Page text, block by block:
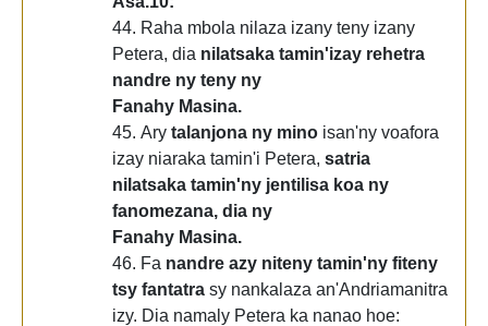
44. Raha mbola nilaza izany teny izany
Petera, dia nilatsaka tamin'izay rehetra
nandre ny teny ny
Fanahy Masina.
45. Ary talanjona ny mino isan'ny voafora
izay niaraka tamin'i Petera, satria
nilatsaka tamin'ny jentilisa koa ny
fanomezana, dia ny
Fanahy Masina.
46. Fa nandre azy niteny tamin'ny fiteny
tsy fantatra sy nankalaza an'Andriamanitra
izy. Dia namaly Petera ka nanao hoe: